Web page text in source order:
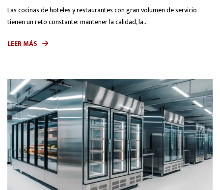
Las cocinas de hoteles y restaurantes con gran volumen de servicio
tienen un reto constante: mantener la calidad, la...
LEER MÁS